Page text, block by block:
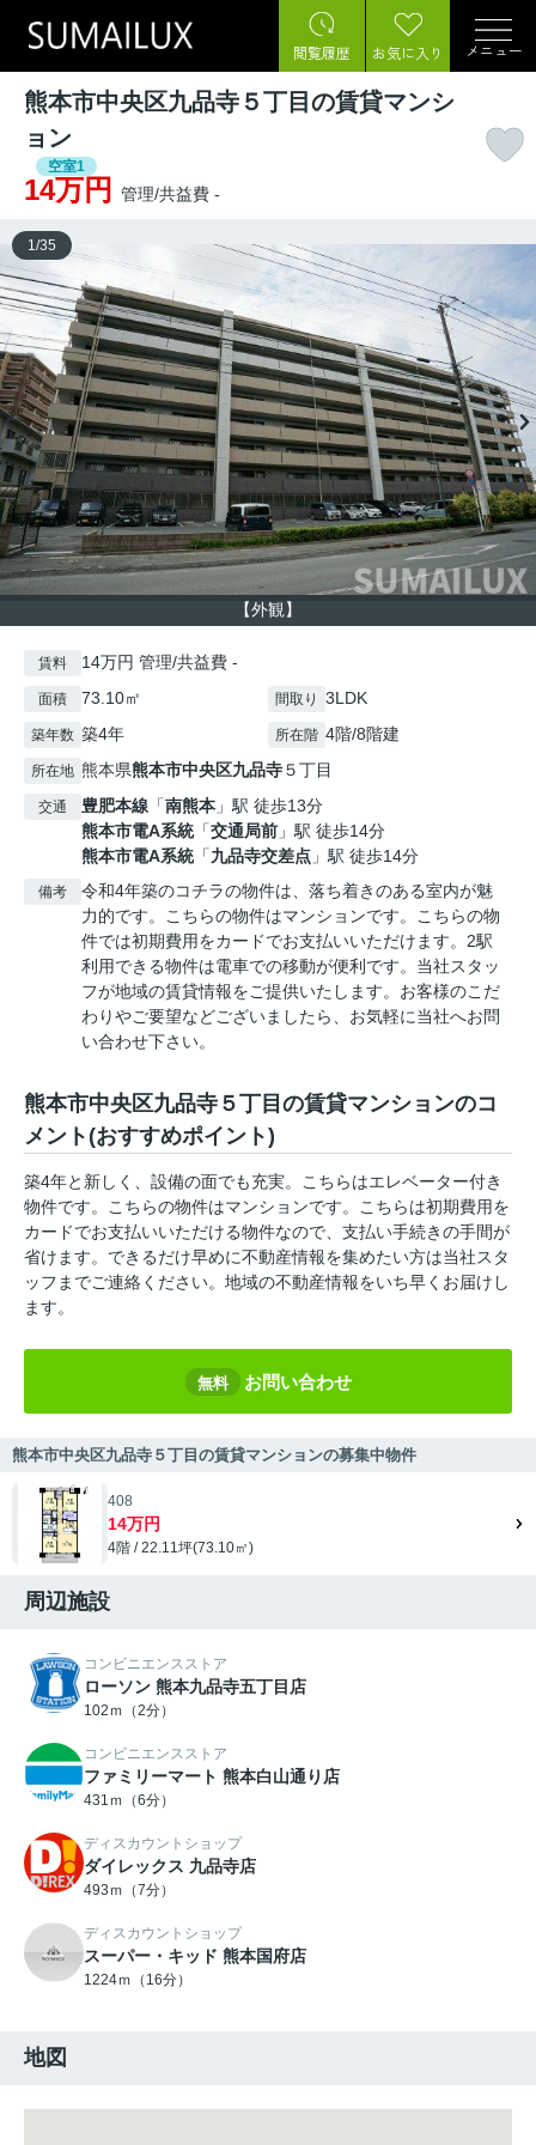
閲覧履歴 お気に入り メニュー
熊本市中央区九品寺５丁目の賃貸マンシ
ョン
空室1
14万円 管理/共益費 -
【外観】
1 /35
賃料 14万円 管理/共益費 -
面積 73.10㎡ 間取り 3LDK
築年数 築4年 所在階 4階/8階建
所在地 熊本県熊本市中央区九品寺５丁目
交通 豊肥本線 「南熊本 」駅 徒歩13分
熊本市電A系統「交通局前 」駅 徒歩14分
熊本市電A系統「九品寺交差点 」駅 徒歩14分
備考
令和4年築のコチラの物件は、落ち着きのある室内が魅
力的です。こちらの物件はマンションです。こちらの物
件では初期費用をカードでお支払いいただけます。2駅
利用できる物件は電車での移動が便利です。当社スタッ
フが地域の賃貸情報をご提供いたします。お客様のこだ
わりやご要望などございましたら、お気軽に当社へお問
い合わせ下さい。
熊本市中央区九品寺５丁目の賃貸マンションのコ
メント(おすすめポイント)
築4年と新しく、設備の面でも充実。こちらはエレベーター付き
物件です。こちらの物件はマンションです。こちらは初期費用を
カードでお支払いいただける物件なので、支払い手続きの手間が
省けます。できるだけ早めに不動産情報を集めたい方は当社スタ
ッフまでご連絡ください。地域の不動産情報をいち早くお届けし
ます。
無料 お問い合わせ
熊本市中央区九品寺５丁目の賃貸マンションの募集中物件
408
14万円
4階 / 22.11坪(73.10㎡)
周辺施設
コンビニエンスストア
ローソン 熊本九品寺五丁目店
102ｍ（2分）
コンビニエンスストア
ファミリーマート 熊本白山通り店
431ｍ（6分）
ディスカウントショップ
ダイレックス 九品寺店
493ｍ（7分）
ディスカウントショップ
スーパー・キッド 熊本国府店
1224ｍ（16分）
地図